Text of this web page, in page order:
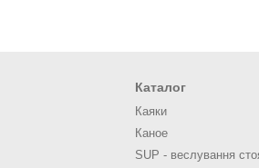
Каталог
Каяки
Каное
SUP - веслування